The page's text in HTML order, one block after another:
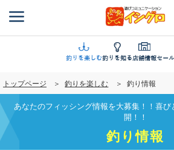
ン
に
移
動
釣りを楽しむ釣りを知る店舗情報セー
トップページ 釣りを楽しむ 釣り情報
あなたのフィッシング情報を大募集！！喜
開！！
釣り情報